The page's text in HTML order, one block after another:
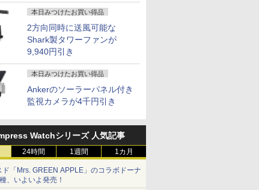
本日みつけたお買い得品
2方向同時に送風可能な
Shark製タワーファンが
9,940円引き
本日みつけたお買い得品
Ankerのソーラーパネル付き
監視カメラが4千円引き
Watchシリーズ 人気記事
24時間 1週間 1カ月
ド「Mrs. GREEN APPLE」のコラボドーナ
、いよいよ発売！